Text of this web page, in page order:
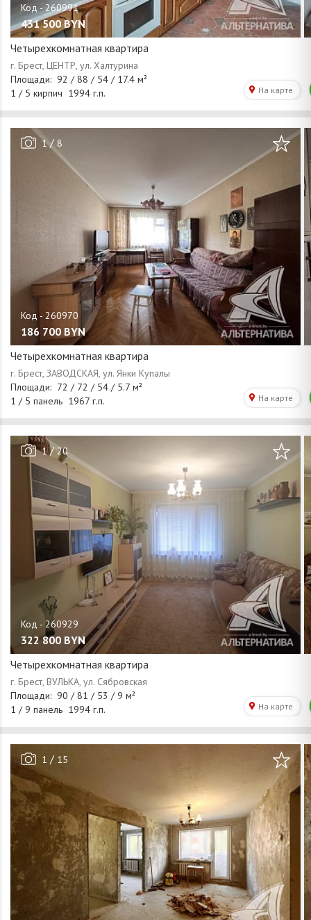
431 500 BYN
Четырехкомнатная квартира
1/ 8
186 700 BYN
Четырехкомнатная квартира
1/20
322 800 BYN
Четырехкомнатная квартира
1 / 15